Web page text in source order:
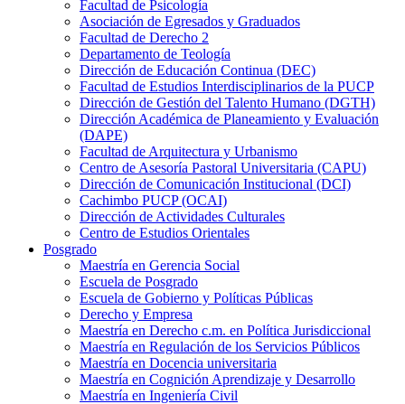
Facultad de Psicología
Asociación de Egresados y Graduados
Facultad de Derecho 2
Departamento de Teología
Dirección de Educación Continua (DEC)
Facultad de Estudios Interdisciplinarios de la PUCP
Dirección de Gestión del Talento Humano (DGTH)
Dirección Académica de Planeamiento y Evaluación
(DAPE)
Facultad de Arquitectura y Urbanismo
Centro de Asesoría Pastoral Universitaria (CAPU)
Dirección de Comunicación Institucional (DCI)
Cachimbo PUCP (OCAI)
Dirección de Actividades Culturales
Centro de Estudios Orientales
Posgrado
Maestría en Gerencia Social
Escuela de Posgrado
Escuela de Gobierno y Políticas Públicas
Derecho y Empresa
Maestría en Derecho c.m. en Política Jurisdiccional
Maestría en Regulación de los Servicios Públicos
Maestría en Docencia universitaria
Maestría en Cognición Aprendizaje y Desarrollo
Maestría en Ingeniería Civil